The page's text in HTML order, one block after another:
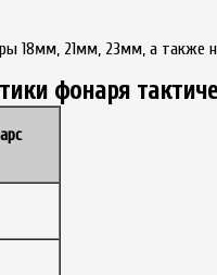
18мм, 21мм, 23мм, а
фонаря